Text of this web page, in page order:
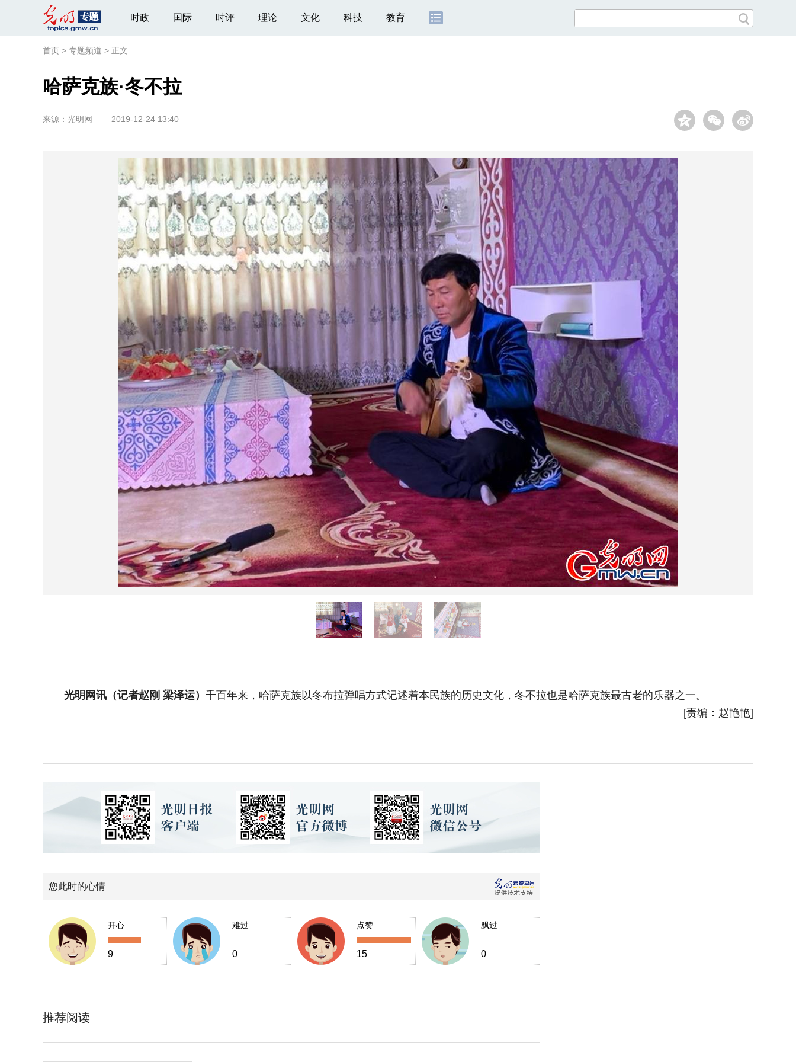
时政 国际 时评 理论 文化 科技 教育
首页 > 专题频道 > 正文
哈萨克族·冬不拉
来源： 光明网 2019-12-24 13:40
光明网讯（记者赵刚 梁泽运） 千百年来，哈萨克族以冬布拉弹唱方式记述着本民族的历史文化，冬不拉也是哈萨克族最古老的乐器之一。
[责编：赵艳艳]
您此时的心情
开心
9
难过
0
点赞
15
飘过
0
推荐阅读